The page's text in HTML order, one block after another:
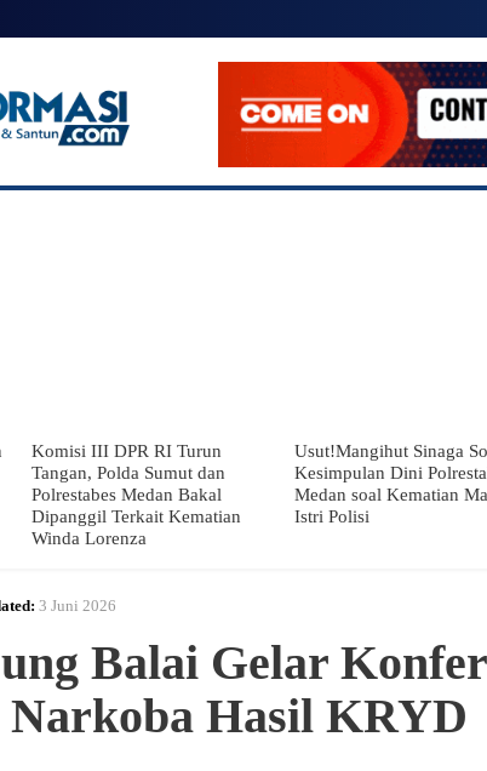
Komisi III DPR RI Turun
Tangan, Polda Sumut dan
Polrestabes Medan Bakal
Dipanggil Terkait Kematian
Winda Lorenza
Usut!Mangihut Sinaga
Kesimpulan Dini
Medan soal Kematian
Istri Polisi
3 Juni 2026
Balai Gelar
Narkoba Hasil KRYD